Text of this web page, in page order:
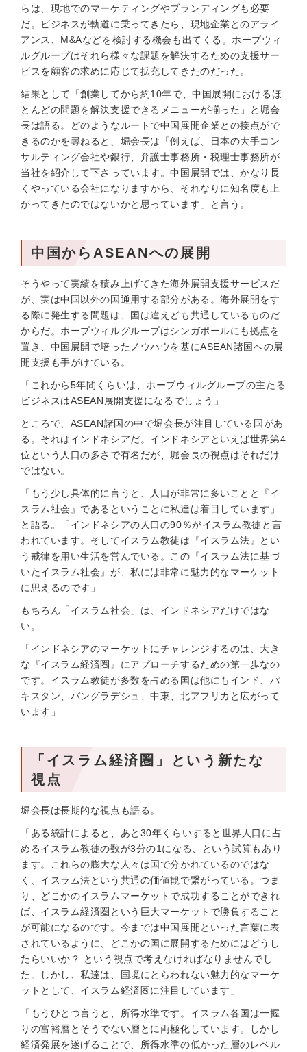
らは、現地でのマーケティングやブランディングも必要
だ。ビジネスが軌道に乗ってきたら、現地企業とのアライ
アンス、M&Aなどを検討する機会も出てくる。ホープウィ
ルグループはそれら様々な課題を解決するための支援サー
ビスを顧客の求めに応じて拡充してきたのだった。
結果として「創業してから約10年で、中国展開におけるほ
とんどの問題を解決支援できるメニューが揃った」と堀会
長は語る。どのようなルートで中国展開企業との接点がで
きるのかを尋ねると、堀会長は「例えば、日本の大手コン
サルティング会社や銀行、弁護士事務所・税理士事務所が
当社を紹介して下さっています。中国展開では、かなり長
くやっている会社になりますから、それなりに知名度も上
がってきたのではないかと思っています」と言う。
中国からASEANへの展開
そうやって実績を積み上げてきた海外展開支援サービスだ
が、実は中国以外の国通用する部分がある。海外展開をす
る際に発生する問題は、国は違えども共通しているものだ
からだ。ホープウィルグループはシンガポールにも拠点を
置き、中国展開で培ったノウハウを基にASEAN諸国への展
開支援も手がけている。
「これから5年間くらいは、ホープウィルグループの主たる
ビジネスはASEAN展開支援になるでしょう」
ところで、ASEAN諸国の中で堀会長が注目している国があ
る。それはインドネシアだ。インドネシアといえば世界第4
位という人口の多さで有名だが、堀会長の視点はそれだけ
ではない。
「もう少し具体的に言うと、人口が非常に多いことと『イ
スラム社会』であるということに私達は着目しています」
と語る。「インドネシアの人口の90％がイスラム教徒と言
われています。そしてイスラム教徒は『イスラム法』とい
う戒律を用い生活を営んでいる。この『イスラム法に基づ
いたイスラム社会』が、私には非常に魅力的なマーケット
に思えるのです」
もちろん「イスラム社会」は、インドネシアだけではな
い。
「インドネシアのマーケットにチャレンジするのは、大き
な『イスラム経済圏』にアプローチするための第一歩なの
です。イスラム教徒が多数を占める国は他にもインド、パ
キスタン、バングラデシュ、中東、北アフリカと広がって
います」
「イスラム経済圏」という新たな
視点
堀会長は長期的な視点も語る。
「ある統計によると、あと30年くらいすると世界人口に占
めるイスラム教徒の数が3分の1になる、という試算もあり
ます。これらの膨大な人々は国で分かれているのではな
く、イスラム法という共通の価値観で繋がっている。つま
り、どこかのイスラムマーケットで成功することができれ
ば、イスラム経済圏という巨大マーケットで勝負すること
が可能になるのです。今までは中国展開といった言葉に表
されているように、どこかの国に展開するためにはどうし
たらいいか？ という視点で考えなければなりませんでし
た。しかし、私達は、国境にとらわれない魅力的なマーケ
ットとして、イスラム経済圏に注目しています」
「もうひとつ言うと、所得水準です。イスラム各国は一握
りの富裕層とそうでない層とに両極化しています。しかし
経済発展を遂げることで、所得水準の低かった層のレベル